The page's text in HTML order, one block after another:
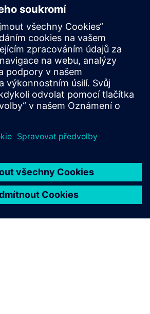
Generative
aplikacích řízených umělou inteligencí
řešení AI s přizpůsobenými